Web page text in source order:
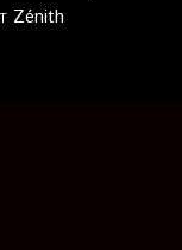
Zénith